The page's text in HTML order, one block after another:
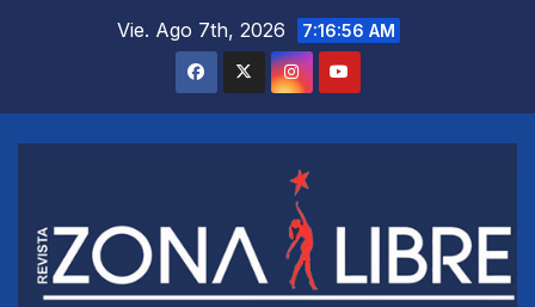
Vie. Ago 7th, 2026 7:16:58 AM